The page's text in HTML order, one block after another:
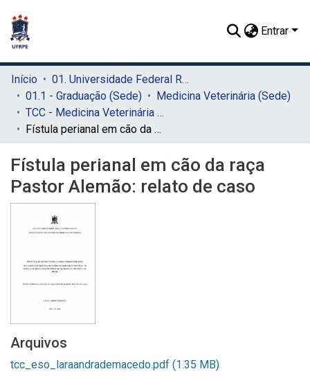
Entrar
Início
01. Universidade Federal Rural de Pernambuco - UFRPE (Sede)
01.1 - Graduação (Sede)
Medicina Veterinária (Sede)
TCC - Medicina Veterinária (Sede)
Fístula perianal em cão da raça Pastor Alemão: relato de caso
Fístula perianal em cão da raça
Pastor Alemão: relato de caso
Arquivos
tcc_eso_laraandrademacedo.pdf (1.35 MB)